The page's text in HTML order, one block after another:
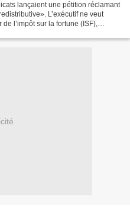
lançaient une pétition réclamant
L’exécutif ne veut
l’impôt sur la fortune (ISF),